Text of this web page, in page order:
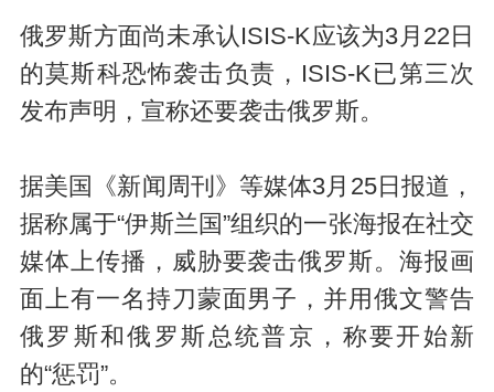
俄罗斯方面尚未承认ISIS-K应该为3月22日
的莫斯科恐怖袭击负责，ISIS-K已第三次
发布声明，宣称还要袭击俄罗斯。
据美国《新闻周刊》等媒体3月25日报道，
据称属于“伊斯兰国”组织的一张海报在社交
媒体上传播，威胁要袭击俄罗斯。海报画
面上有一名持刀蒙面男子，并用俄文警告
俄罗斯和俄罗斯总统普京，称要开始新
的“惩罚”。